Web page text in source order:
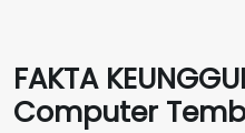
FAKTA
Computer